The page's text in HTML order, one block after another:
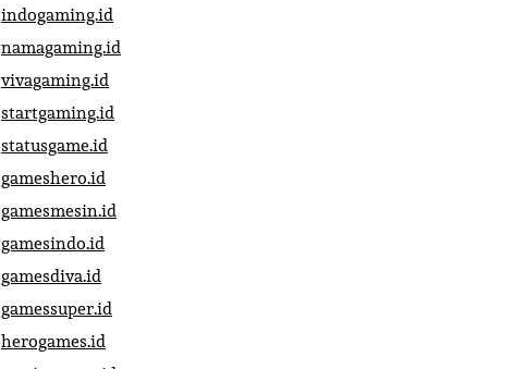
indogaming.id
namagaming.id
vivagaming.id
startgaming.id
statusgame.id
gameshero.id
gamesmesin.id
gamesindo.id
gamesdiva.id
gamessuper.id
herogames.id